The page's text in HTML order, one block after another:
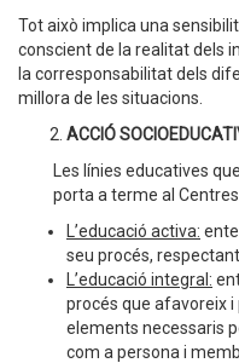
Tot això implica una
conscient de la realitat dels
la corresponsabilitat dels
millora de les situacions.
ACCIÓ
Les línies educatives
porta a terme al
L’educació activa:
seu procés,
L’educació integral:
procés que afavoreix i
elements necessaris
com a persona i